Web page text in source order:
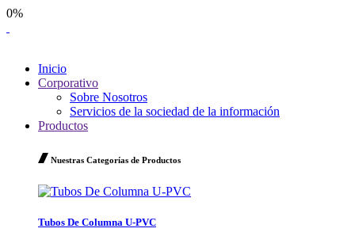
0%
Inicio
Corporativo
Sobre Nosotros
Servicios de la sociedad de la información
Productos
Nuestras Categorías de Productos
Tubos De Columna U-PVC